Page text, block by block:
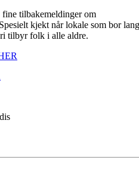
fine tilbakemeldinger om
kjekt når lokale som bor
tilbyr folk i alle aldre.